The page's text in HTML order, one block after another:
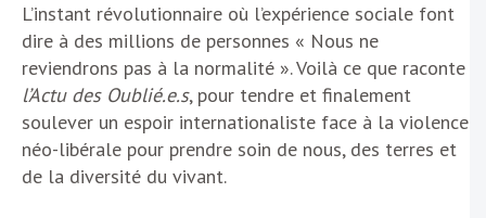
L’instant révolutionnaire où l’expérience sociale font
dire à des millions de personnes « Nous ne
reviendrons pas à la normalité ». Voilà ce que raconte
l’Actu des Oublié.e.s, pour tendre et finalement
soulever un espoir internationaliste face à la violence
néo-libérale pour prendre soin de nous, des terres et
de la diversité du vivant.